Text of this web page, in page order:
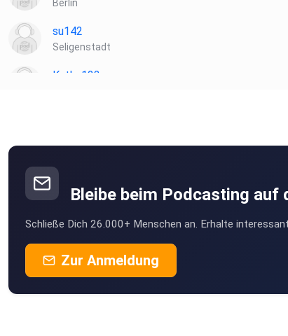
Berlin
su142
Seligenstadt
Katha123
Selmknut
Bleibe beim Podcasting auf
Schließe Dich 26.000+ Menschen an. Erhalte
Zur Anmeldung